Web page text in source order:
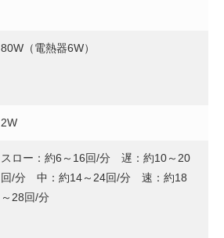
80W（電熱器6W）
2W
スロー：約6～16回/分 遅：約10～20
回/分 中：約14～24回/分 速：約18
～28回/分